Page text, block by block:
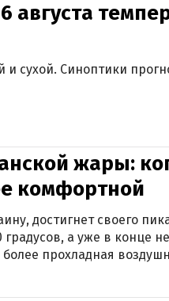
августа
и сухой. Синоптики
жары:
комфортной
достигнет своего
градусов, а уже в конце
прохладная